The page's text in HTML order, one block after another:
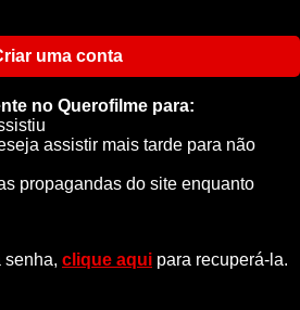
uma conta
no Querofilme para:
assistir mais tarde para não
propagandas do site enquanto
senha, clique aqui para recuperá-la.